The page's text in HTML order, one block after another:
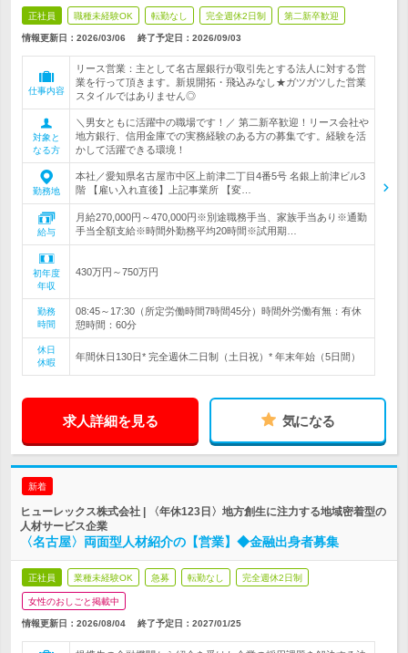
正社員 職種未経験OK 転勤なし 完全週休2日制 第二新卒歓迎
情報更新日：2026/03/06 終了予定日： 2026/09/03
仕事内容
リース営業：主として名古屋銀行が取引先とする法人に対する営
業を行って頂きます。新規開拓・飛込みなし★ガツガツした営業
スタイルではありません◎
対象と
なる方
＼男女ともに活躍中の職場です！／ 第二新卒歓迎！リース会社や
地方銀行、信用金庫での実務経験のある方の募集です。経験を活
かして活躍できる環境！
勤務地
本社／愛知県名古屋市中区上前津二丁目4番5号 名銀上前津ビル3
階 【雇い入れ直後】上記事業所 【変…
給与
月給270,000円～470,000円※別途職務手当、家族手当あり※通勤
手当全額支給※時間外勤務平均20時間※試用期…
初年度
年収
430万円～750万円
勤務
時間
08:45～17:30（所定労働時間7時間45分）時間外労働有無：有休
憩時間：60分
休日
休暇
年間休日130日* 完全週休二日制（土日祝）* 年末年始（5日間）
求人詳細を見る 気になる
新着
ヒューレックス株式会社 | 〈年休123日〉地方創生に注力する地域密着型の
人材サービス企業
〈名古屋〉両面型人材紹介の【営業】◆金融出身者募集
正社員 業種未経験OK 急募 転勤なし 完全週休2日制
女性のおしごと掲載中
情報更新日：2026/08/04 終了予定日： 2027/01/25